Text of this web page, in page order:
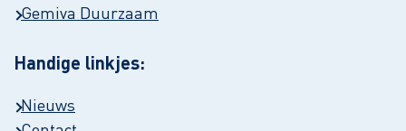
Gemiva Duurzaam
Handige linkjes:
Nieuws